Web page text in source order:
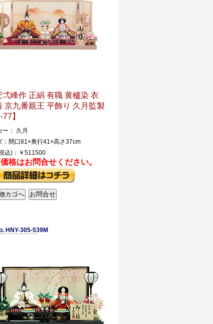
弌峰作 正絹 有職 黄櫨染 衣
京九番親王 平飾り 久月監製
77】
ー： 久月
：間口81×奥行41×高さ37cm
込)：￥511500
格はお問合せください。
HNY-305-539M